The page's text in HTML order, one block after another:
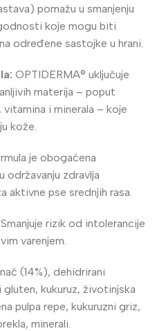
pomažu u smanjenju
koje mogu biti
određene sastojke u hrani.
OPTIDERMA® uključuje
materija – poput
i minerala – koje
kože.
je obogaćena
održavanju zdravlja
aktivne pse srednjih rasa.
Smanjuje rizik od intolerancije
varenjem.
(14%), dehidrirani
kukuruz, životinjska
pulpa repe, kukuruzni griz,
minerali.